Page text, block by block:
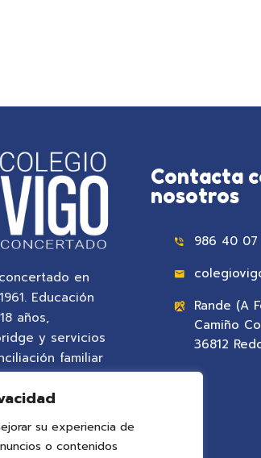
su experiencia de
o contenidos
en
Educación
años,
y servicios
familiar
Contacta
nosotros
986 40 07
Rande (A
Camiño
36812